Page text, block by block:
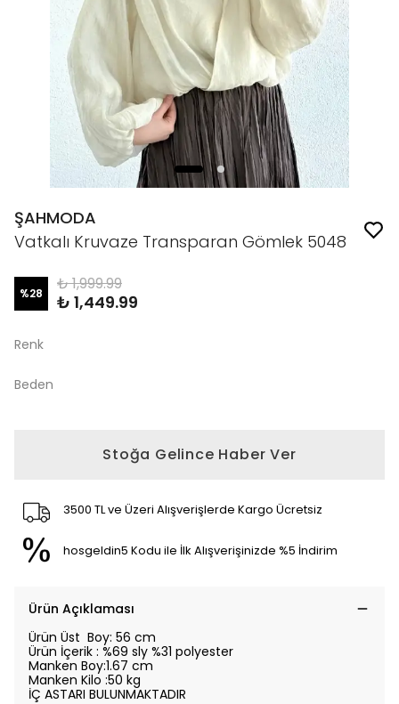
ŞAHMODA
Vatkalı Kruvaze Transparan Gömlek 5048
%28 ₺ 1,999.99
₺ 1,449.99
Renk
Beden
Stoğa Gelince Haber Ver
3500 TL ve Üzeri Alışverişlerde Kargo Ücretsiz
hosgeldin5 Kodu ile İlk Alışverişinizde %5 İndirim
Ürün Açıklaması
Ürün Üst Boy: 56 cm
Ürün İçerik : %69 sly %31 polyester
Manken Boy:1.67 cm
Manken Kilo :50 kg
İÇ ASTARI BULUNMAKTADIR